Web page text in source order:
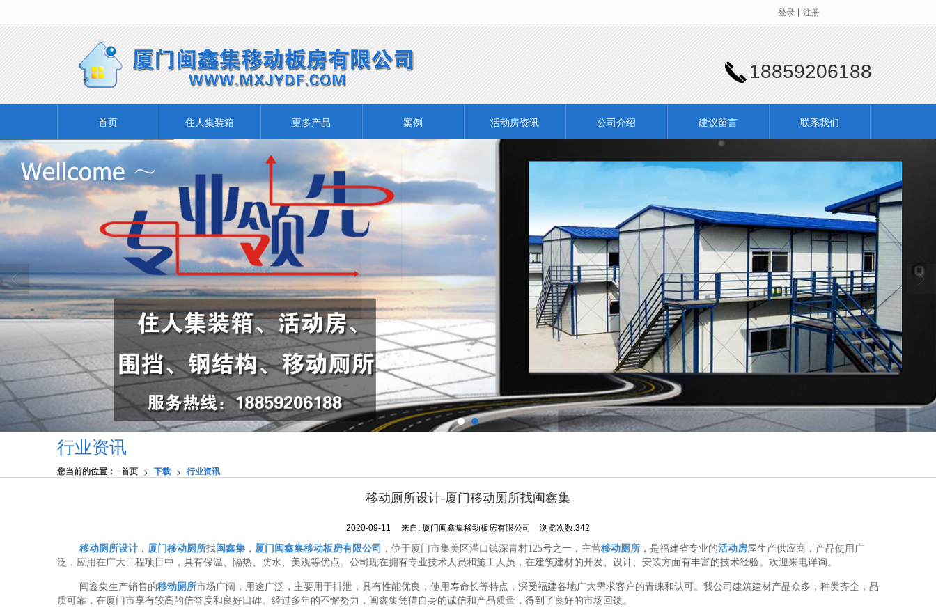
登录 丨 注册
18859206188
首页 住人集装箱 更多产品 案例 活动房资讯 公司介绍 建议留言 联系我们
行业资讯
您当前的位置： 首页 > 下载 > 行业资讯
移动厕所设计-厦门移动厕所找闽鑫集
2020-09-11 来自: 厦门闽鑫集移动板房有限公司 浏览次数:342
移动厕所设计 ， 厦门移动厕所找 闽鑫集 ， 厦门闽鑫集移动板房有限公司 ，位于厦门市集美区灌口镇深青村125号之一，主营移动厕所 ，是福建省专业的活动房屋生产供应商，产品使用广
泛，应用在广大工程项目中，具有保温、隔热、防水、美观等优点。公司现在拥有专业技术人员和施工人员，在建筑建材的开发、设计、安装方面有丰富的技术经验。欢迎来电详询。
闽鑫集生产销售的移动厕所市场广阔，用途广泛，主要用于排泄，具有性能优良，使用寿命长等特点，深受福建各地广大需求客户的青睐和认可。我公司建筑建材产品众多，种类齐全，品
质可靠，在厦门市享有较高的信誉度和良好口碑。经过多年的不懈努力，闽鑫集凭借自身的诚信和产品质量，得到了良好的市场回馈。